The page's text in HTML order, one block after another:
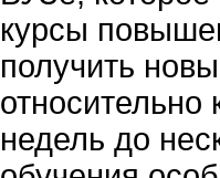
курсы
получить
относительно
недель до